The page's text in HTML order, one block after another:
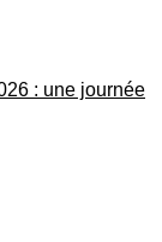
: une journée